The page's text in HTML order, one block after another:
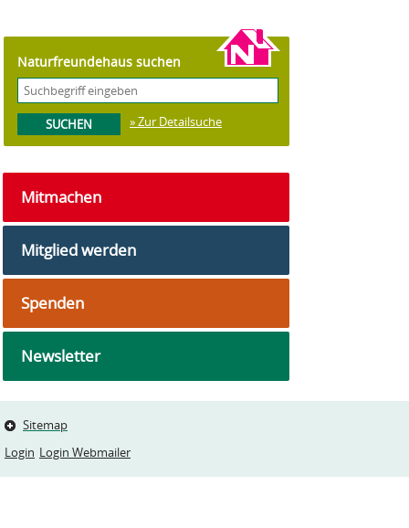
Naturfreundehaus suchen
» Zur Detailsuche
Mitmachen
Mitglied werden
Spenden
Newsletter
Sitemap
Login Login Webmailer